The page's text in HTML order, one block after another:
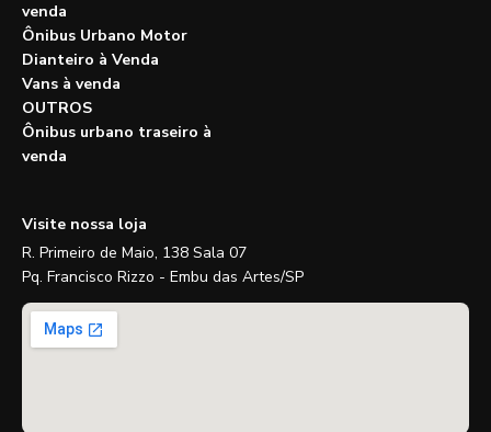
venda
Ônibus Urbano Motor
Dianteiro à Venda
Vans à venda
OUTROS
Ônibus urbano traseiro à
venda
Visite nossa loja
R. Primeiro de Maio, 138 Sala 07
Pq. Francisco Rizzo - Embu das Artes/SP